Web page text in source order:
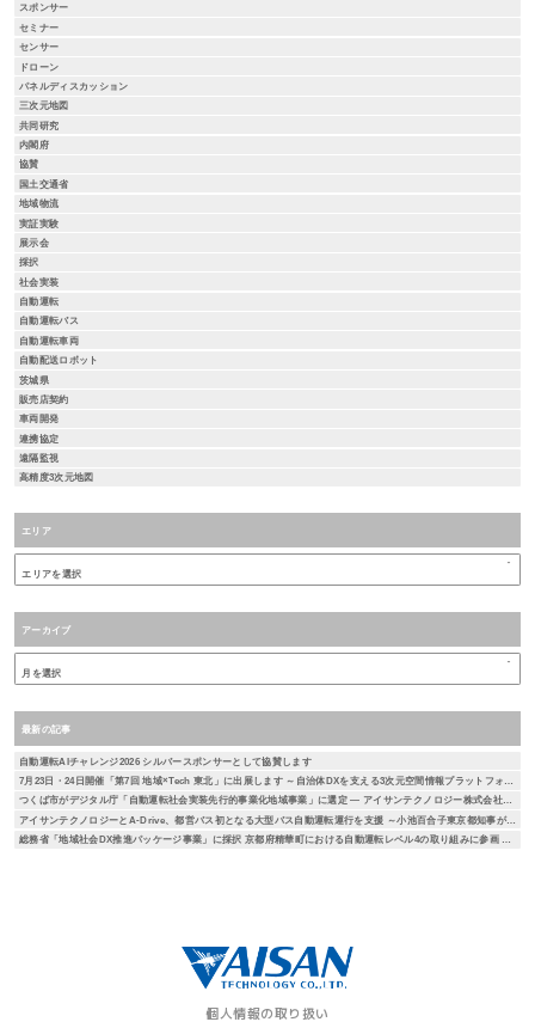
スポンサー
セミナー
センサー
ドローン
パネルディスカッション
三次元地図
共同研究
内閣府
協賛
国土交通省
地域物流
実証実験
展示会
採択
社会実装
自動運転
自動運転バス
自動運転車両
自動配送ロボット
茨城県
販売店契約
車両開発
連携協定
遠隔監視
高精度3次元地図
エリア
アーカイブ
最新の記事
自動運転AIチャレンジ2026 シルバースポンサーとして協賛します
7月23日・24日開催「第7回 地域×Tech 東北」に出展します ～自治体DXを支える3次元空間情報プラットフォーム「DEXIO™」をご紹介～
つくば市がデジタル庁「自動運転社会実装先行的事業化地域事業」に選定 ― アイサンテクノロジー株式会社とA-Drive株式会社が本取り組みに参画 ―
アイサンテクノロジーとA-Drive、都営バス初となる大型バス自動運転運行を支援 ～小池百合子東京都知事が試乗、自動運転社会の実現に向けた取り組み～
総務省「地域社会DX推進パッケージ事業」に採択 京都府精華町における自動運転レベル4の取り組みに参画 ― 通信とAIを活用した遠隔監視による安全性・経済性の検証を実施 ―
個人情報の取り扱い